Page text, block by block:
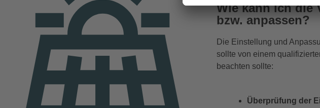
Wie kann ich die
bzw. anpassen?
Die Einstellung und
sollte von einem
beachten sollte:
Überprüfung der